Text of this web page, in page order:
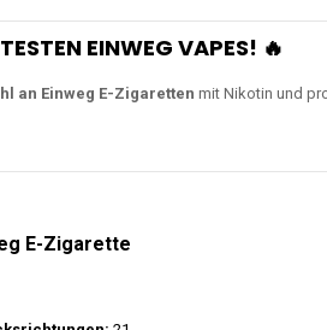
EINWEG VAPES! 🔥
an Einweg E-Zigaretten mit Nikotin und
E-Zigarette